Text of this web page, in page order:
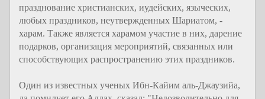
празднование христианских, иудейских, языческих,
любых праздников, неутвержденных Шариатом, -
харам. Также является харамом участие в них, дарение
подарков, организация мероприятий, связанных или
способствующих распространению этих праздников.
Один из известных ученых Ибн-Кайим аль-Джаузийа,